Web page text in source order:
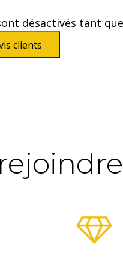
Notre structure
transmission
désactivés tant
clients